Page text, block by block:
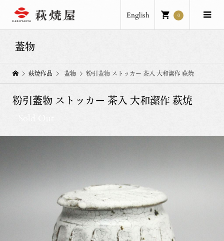
English 0
蓋物
萩焼作品 蓋物 粉引蓋物 ストッカー 茶入 大和潔作 萩焼
粉引蓋物 ストッカー 茶入 大和潔作 萩焼